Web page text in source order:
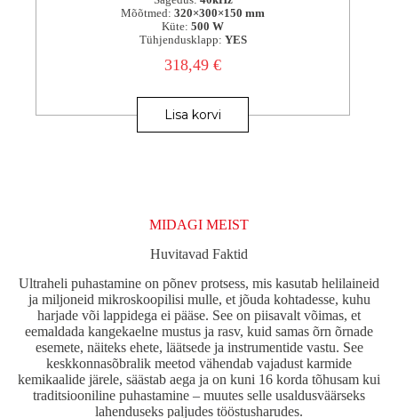
Mõõtmed: 320×300×150 mm
Küte: 500 W
Tühjendusklapp: YES
318,49€
Lisa korvi
MIDAGI MEIST
Huvitavad Faktid
Ultraheli puhastamine on põnev protsess, mis kasutab helilaineid
ja miljoneid mikroskoopilisi mulle, et jõuda kohtadesse, kuhu
harjade või lappidega ei pääse. See on piisavalt võimas, et
eemaldada kangekaelne mustus ja rasv, kuid samas õrn õrnade
esemete, näiteks ehete, läätsede ja instrumentide vastu. See
keskkonnasõbralik meetod vähendab vajadust karmide
kemikaalide järele, säästab aega ja on kuni 16 korda tõhusam kui
traditsiooniline puhastamine – muutes selle usaldusväärseks
lahenduseks paljudes tööstusharudes.